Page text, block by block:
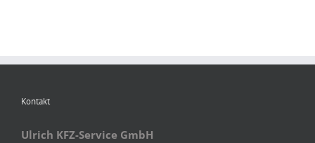
Kontakt
Ulrich KFZ-Service GmbH